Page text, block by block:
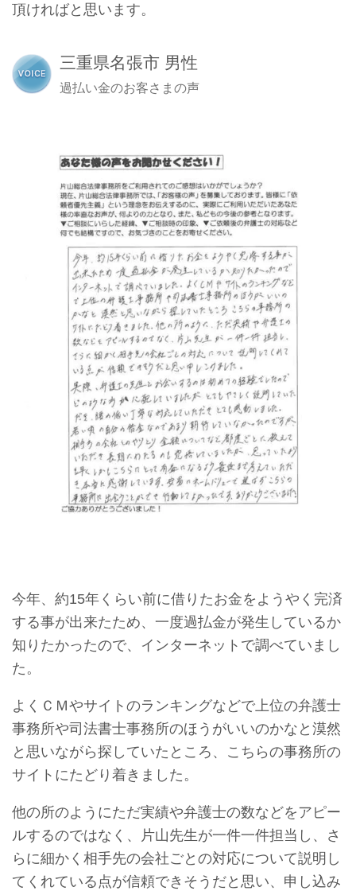
頂ければと思います。
三重県名張市 男性
過払い金のお客さまの声
今年、約15年くらい前に借りたお金をようやく完済
する事が出来たため、一度過払金が発生しているか
知りたかったので、インターネットで調べていまし
た。
よくＣＭやサイトのランキングなどで上位の弁護士
事務所や司法書士事務所のほうがいいのかなと漠然
と思いながら探していたところ、こちらの事務所の
サイトにたどり着きました。
他の所のようにただ実績や弁護士の数などをアピー
ルするのではなく、片山先生が一件一件担当し、さ
らに細かく相手先の会社ごとの対応について説明し
てくれている点が信頼できそうだと思い、申し込み